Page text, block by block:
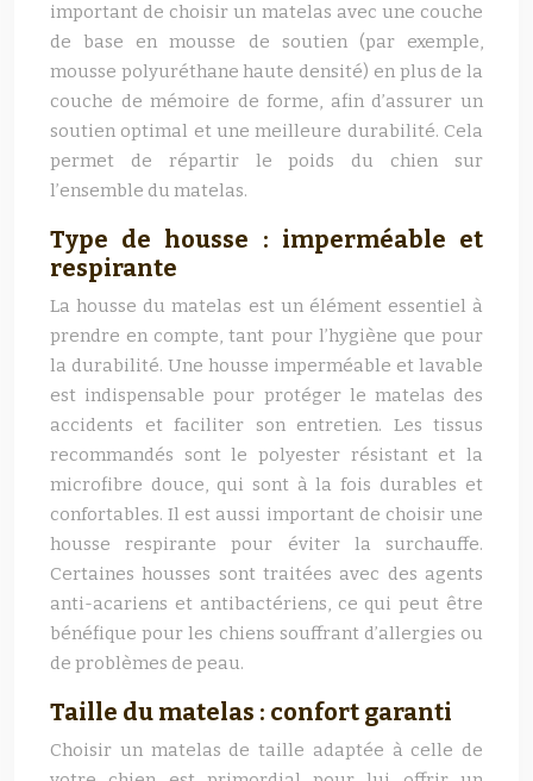
important de choisir un matelas avec une couche
de base en mousse de soutien (par exemple,
mousse polyuréthane haute densité) en plus de la
couche de mémoire de forme, afin d’assurer un
soutien optimal et une meilleure durabilité. Cela
permet de répartir le poids du chien sur
l’ensemble du matelas.
Type de housse : imperméable et
respirante
La housse du matelas est un élément essentiel à
prendre en compte, tant pour l’hygiène que pour
la durabilité. Une housse imperméable et lavable
est indispensable pour protéger le matelas des
accidents et faciliter son entretien. Les tissus
recommandés sont le polyester résistant et la
microfibre douce, qui sont à la fois durables et
confortables. Il est aussi important de choisir une
housse respirante pour éviter la surchauffe.
Certaines housses sont traitées avec des agents
anti-acariens et antibactériens, ce qui peut être
bénéfique pour les chiens souffrant d’allergies ou
de problèmes de peau.
Taille du matelas : confort garanti
Choisir un matelas de taille adaptée à celle de